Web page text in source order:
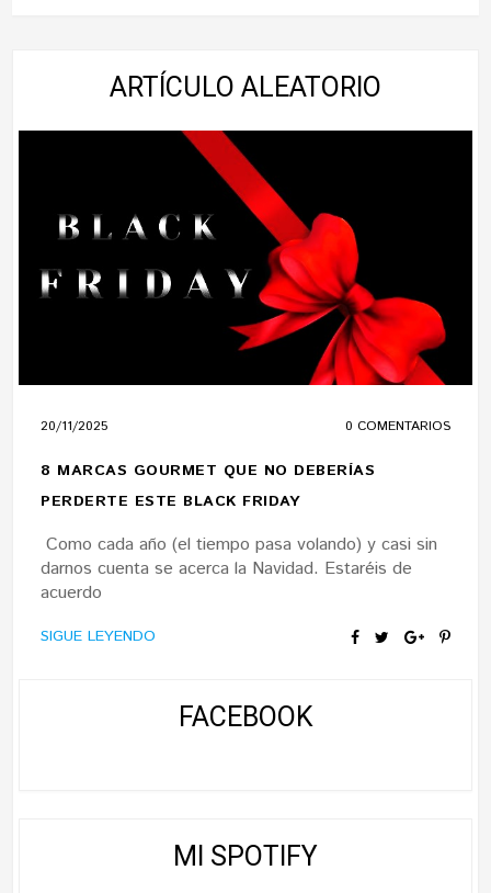
ARTÍCULO ALEATORIO
20/11/2025 0 COMENTARIOS
8 MARCAS GOURMET QUE NO DEBERÍAS
PERDERTE ESTE BLACK FRIDAY
Como cada año (el tiempo pasa volando) y casi sin
darnos cuenta se acerca la Navidad. Estaréis de
acuerdo
SIGUE LEYENDO
FACEBOOK
MI SPOTIFY